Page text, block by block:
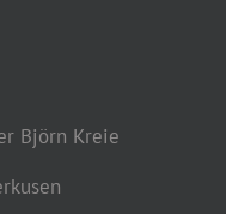
Björn Kreie